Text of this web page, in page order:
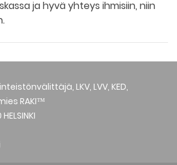
ja hyvä yhteys ihmisiin, niin
LKV, LVV, KED,
RAKI™